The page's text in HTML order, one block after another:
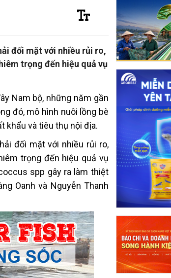
đối mặt với nhiều rủi ro,
trọng đến hiệu quả vụ
Nam bộ, những năm gần
đó, mô hình nuôi lồng bè
khẩu và tiêu thụ nội địa.
đối mặt với nhiều rủi ro,
trọng đến hiệu quả vụ
spp gây ra làm thiệt
Oanh và Nguyễn Thanh